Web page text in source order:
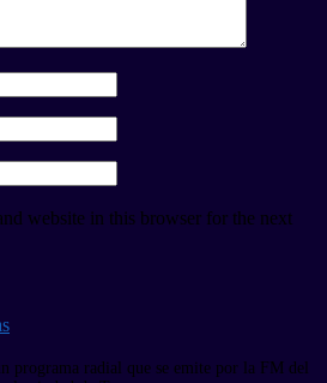
website in this browser for the next
programa radial que se emite por la FM del